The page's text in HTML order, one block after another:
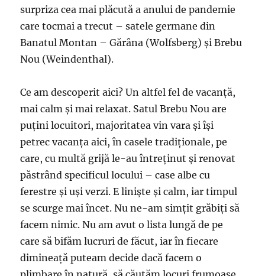
surpriza cea mai plăcută a anului de pandemie
care tocmai a trecut – satele germane din
Banatul Montan – Gărâna (Wolfsberg) și Brebu
Nou (Weindenthal).
Ce am descoperit aici? Un altfel fel de vacanță,
mai calm și mai relaxat. Satul Brebu Nou are
puțini locuitori, majoritatea vin vara și își
petrec vacanța aici, în casele tradiționale, pe
care, cu multă grijă le-au întreținut și renovat
păstrând specificul locului – case albe cu
ferestre și uși verzi. E liniște și calm, iar timpul
se scurge mai încet. Nu ne-am simțit grăbiți să
facem nimic. Nu am avut o lista lungă de pe
care să bifăm lucruri de făcut, iar în fiecare
dimineață puteam decide dacă facem o